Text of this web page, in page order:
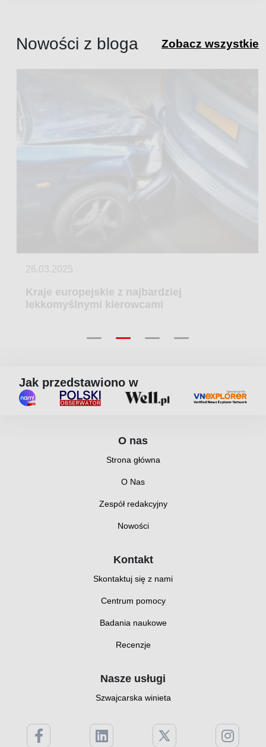
Nowości z bloga Zobacz wszystkie
26.03.2025
Kraje europejskie z najbardziej
lekkomyślnymi kierowcami
Jak przedstawiono w
O nas
Strona główna
O Nas
Zespół redakcyjny
Nowości
Kontakt
Skontaktuj się z nami
Centrum pomocy
Badania naukowe
Recenzje
Nasze usługi
Szwajcarska winieta